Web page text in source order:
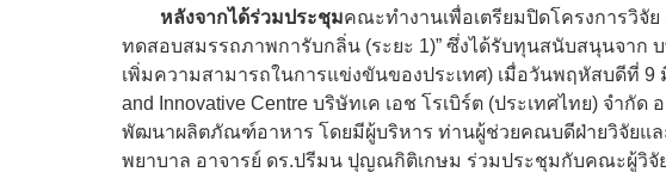
หลังจากได้ร่วมประชุมคณะทำงานเพื่อเตรียมปิดโครงการวิจั
ทดสอบสมรรถภาพการับกลิ่น (ระยะ 1)” ซึ่งได้รับทุนสนับสนุนจาก
เพิ่มความสามารถในการแข่งขันของประเทศ) เมื่อวันพฤหัสบดีที่ 9
and Innovative Centre บริษัทเค เอช โรเบิร์ต (ประเทศไทย) จำ
พัฒนาผลิตภัณฑ์อาหาร โดยมีผู้บริหาร ท่านผู้ช่วยคณบดีฝ่ายวิจัยแ
พยาบาล อาจารย์ ดร.ปรีมน ปุญณกิติเกษม ร่วมประชุมกับคณะผู้วิจั